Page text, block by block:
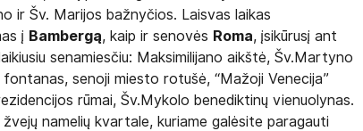
ir Šv. Marijos bažnyčios. Laisvas laikas
į Bambergą, kaip ir senovės Roma, įsikūrusį ant
senamiesčiu: Maksimilijano aikštė, Šv.Martyno
senoji miesto rotušė, “Mažoji Venecija”
rūmai, Šv.Mykolo benediktinų vienuolynas.
namelių kvartale, kuriame galėsite paragauti